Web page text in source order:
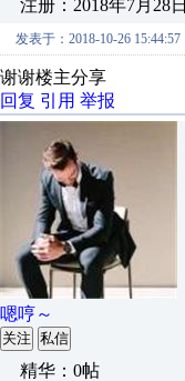
注册：2018年7月28日
发表于：2018-10-26 15:44:57
谢谢楼主分享
回复 引用 举报
嗯哼～
关注 私信
精华：0帖